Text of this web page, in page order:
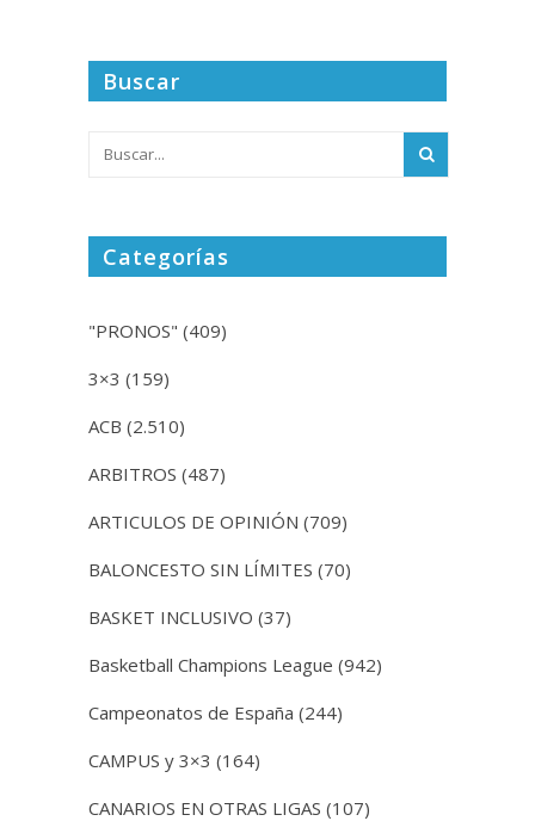
Buscar
Categorías
"PRONOS" (409)
3×3 (159)
ACB (2.510)
ARBITROS (487)
ARTICULOS DE OPINIÓN (709)
BALONCESTO SIN LÍMITES (70)
BASKET INCLUSIVO (37)
Basketball Champions League (942)
Campeonatos de España (244)
CAMPUS y 3×3 (164)
CANARIOS EN OTRAS LIGAS (107)